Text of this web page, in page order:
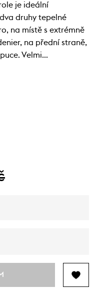
je ideální
druhy tepelné
na místě s extrémně
na přední straně,
Velmi…